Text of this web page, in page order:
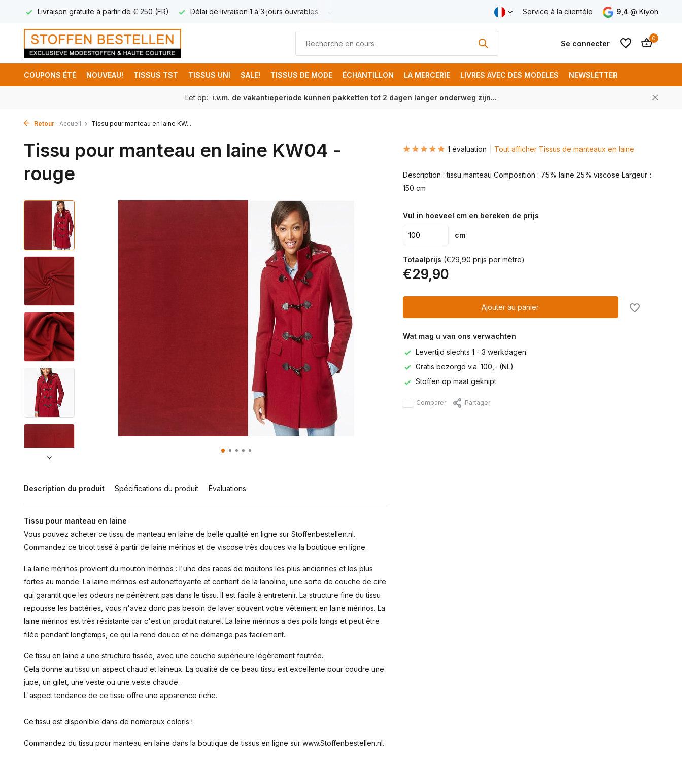
Livraison gratuite à partir de € 250 (FR) Délai de livraison 1 à 3 jours ouvrables Livraison gratuite à partir de € 250 (FR)
Service à la clientèle 9,4 @ Kiyoh
Se connecter
0
COUPONS ÉTÉ NOUVEAU! TISSUS TST TISSUS UNI SALE! TISSUS DE MODE ÉCHANTILLON LA MERCERIE LIVRES AVEC DES MODELES NEWSLETTER
Let op: i.v.m. de vakantieperiode kunnen pakketten tot 2 dagen langer onderweg zijn...
Retour Accueil Tissu pour manteau en laine KW...
Tissu pour manteau en laine KW04 -
rouge
Description du produit Spécifications du produit Évaluations
Tissu pour manteau en laine
Vous pouvez acheter ce tissu de manteau en laine de belle qualité en ligne sur Stoffenbestellen.nl.
Commandez ce tricot tissé à partir de laine mérinos et de viscose très douces via la boutique en ligne.
La laine mérinos provient du mouton mérinos : l'une des races de moutons les plus anciennes et les plus
fortes au monde. La laine mérinos est autonettoyante et contient de la lanoline, une sorte de couche de cire
qui garantit que les odeurs ne pénètrent pas dans le tissu. Il est facile à entretenir. La structure fine du tissu
repousse les bactéries, vous n'avez donc pas besoin de laver souvent votre vêtement en laine mérinos. La
laine mérinos est très résistante car c'est un produit naturel. La laine mérinos a des poils longs et peut être
filée pendant longtemps, ce qui la rend douce et ne démange pas facilement.
Ce tissu en laine a une structure tissée, avec une couche supérieure légèrement feutrée.
Cela donne au tissu un aspect chaud et laineux. La qualité de ce beau tissu est excellente pour coudre une
jupe, un gilet, une veste ou une veste chaude.
L'aspect tendance de ce tissu offre une apparence riche.
Ce tissu est disponible dans de nombreux coloris !
Commandez du tissu pour manteau en laine dans la boutique de tissus en ligne sur www.Stoffenbestellen.nl.
1 évaluation Tout afficher Tissus de manteaux en laine
Description : tissu manteau Composition : 75% laine 25% viscose Largeur :
150 cm
Vul in hoeveel cm en bereken de prijs
cm
Totaalprijs (€29,90 prijs per mètre)
€29,90
Ajouter au panier
Wat mag u van ons verwachten
Levertijd slechts 1 - 3 werkdagen
Gratis bezorgd v.a. 100,- (NL)
Stoffen op maat geknipt
Comparer Partager